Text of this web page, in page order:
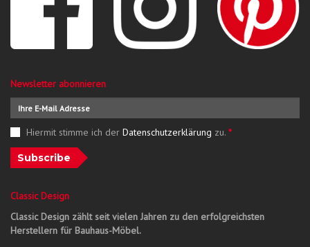
Newsletter abonnieren
Hiermit stimme ich der Datenschutzerklärung zu. *
Subscribe
Classic Design
Classic Design zählt seit vielen Jahren zu den erfolgreichsten
Herstellern für Bauhaus-Möbel.